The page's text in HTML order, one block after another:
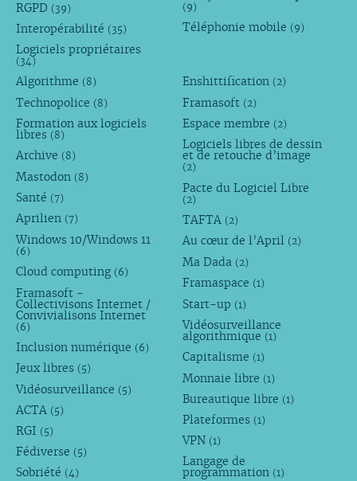
RGPD (39)
Interopérabilité (35)
Logiciels propriétaires
(34)
(9)
Téléphonie mobile (9)
Algorithme (8)
Technopolice (8)
Formation aux logiciels
libres (8)
Archive (8)
Mastodon (8)
Santé (7)
Aprilien (7)
Windows 10/Windows 11
(6)
Cloud computing (6)
Framasoft -
Collectivisons Internet /
Convivialisons Internet
(6)
Inclusion numérique (6)
Jeux libres (5)
Vidéosurveillance (5)
ACTA (5)
RGI (5)
Fédiverse (5)
Sobriété (4)
Enshittification (2)
Framasoft (2)
Espace membre (2)
Logiciels libres de dessin
et de retouche d’image
(2)
Pacte du Logiciel Libre
(2)
TAFTA (2)
Au cœur de l’April (2)
Ma Dada (2)
Framaspace (1)
Start-up (1)
Vidéosurveillance
algorithmique (1)
Capitalisme (1)
Monnaie libre (1)
Bureautique libre (1)
Plateformes (1)
VPN (1)
Langage de
programmation (1)